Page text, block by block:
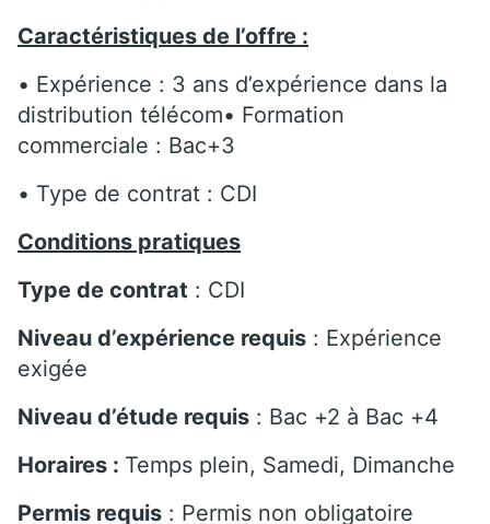
Caractéristiques de l’offre :
• Expérience : 3 ans d’expérience dans la
distribution télécom• Formation
commerciale : Bac+3
• Type de contrat : CDI
Conditions pratiques
Type de contrat : CDI
Niveau d’expérience requis : Expérience
exigée
Niveau d’étude requis : Bac +2 à Bac +4
Horaires : Temps plein, Samedi, Dimanche
Permis requis : Permis non obligatoire